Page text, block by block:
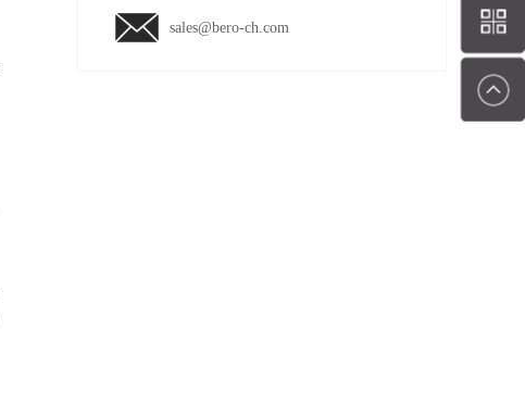
sales@bero-ch.com